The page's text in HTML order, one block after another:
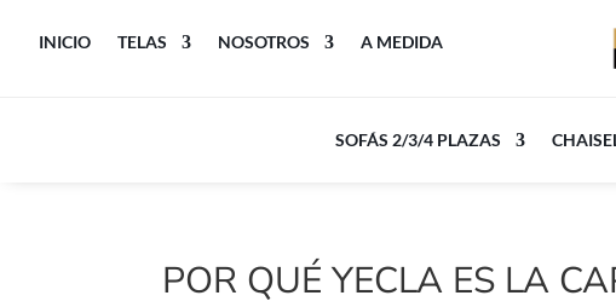
INICIO TELAS NOSOTROS A MEDIDA
SOFÁS 2/3/4 PLAZAS
POR QUÉ YECLA ES LA